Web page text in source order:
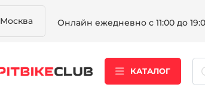
Москва Онлайн ежедневно с 11:00 до
КАТАЛОГ